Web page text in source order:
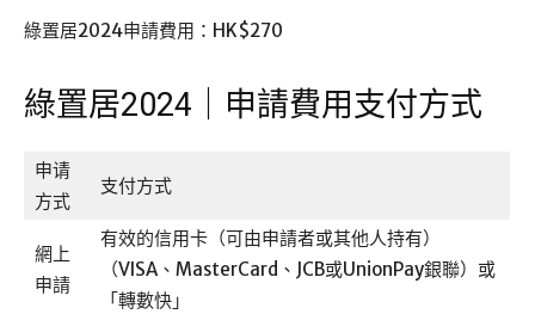
綠置居2024申請費用：HK$270
綠置居2024｜申請費用支付方式
申请
方式
支付方式
網上
申請
有效的信用卡（可由申請者或其他人持有）
（VISA、MasterCard、JCB或UnionPay銀聯）或
「轉數快」